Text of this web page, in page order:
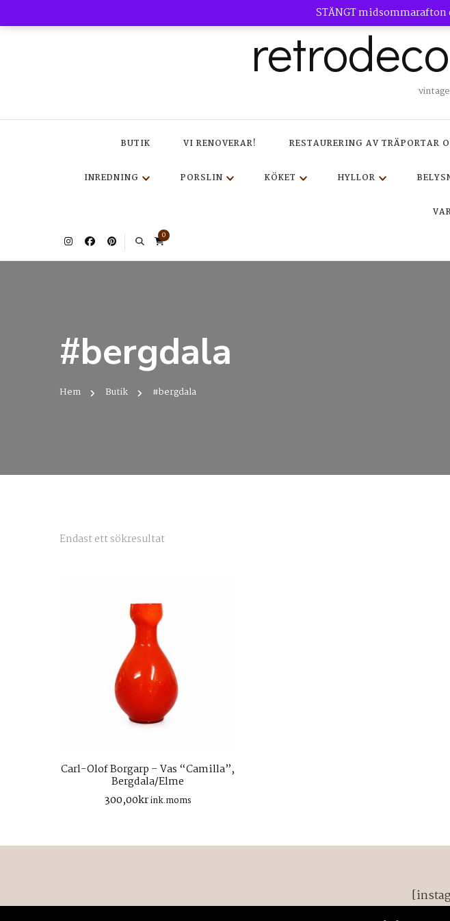
STÄNGT
BUTIK VI RENOVERAR! RESTAURERING AV TRÄPORTAR
INREDNING PORSLIN KÖKET HYLLOR
0
#bergdala
Hem Butik #bergdala
Endast ett sökresultat
Carl-Olof Borgarp – Vas “Camilla”,
Bergdala/Elme
300,00krink.moms